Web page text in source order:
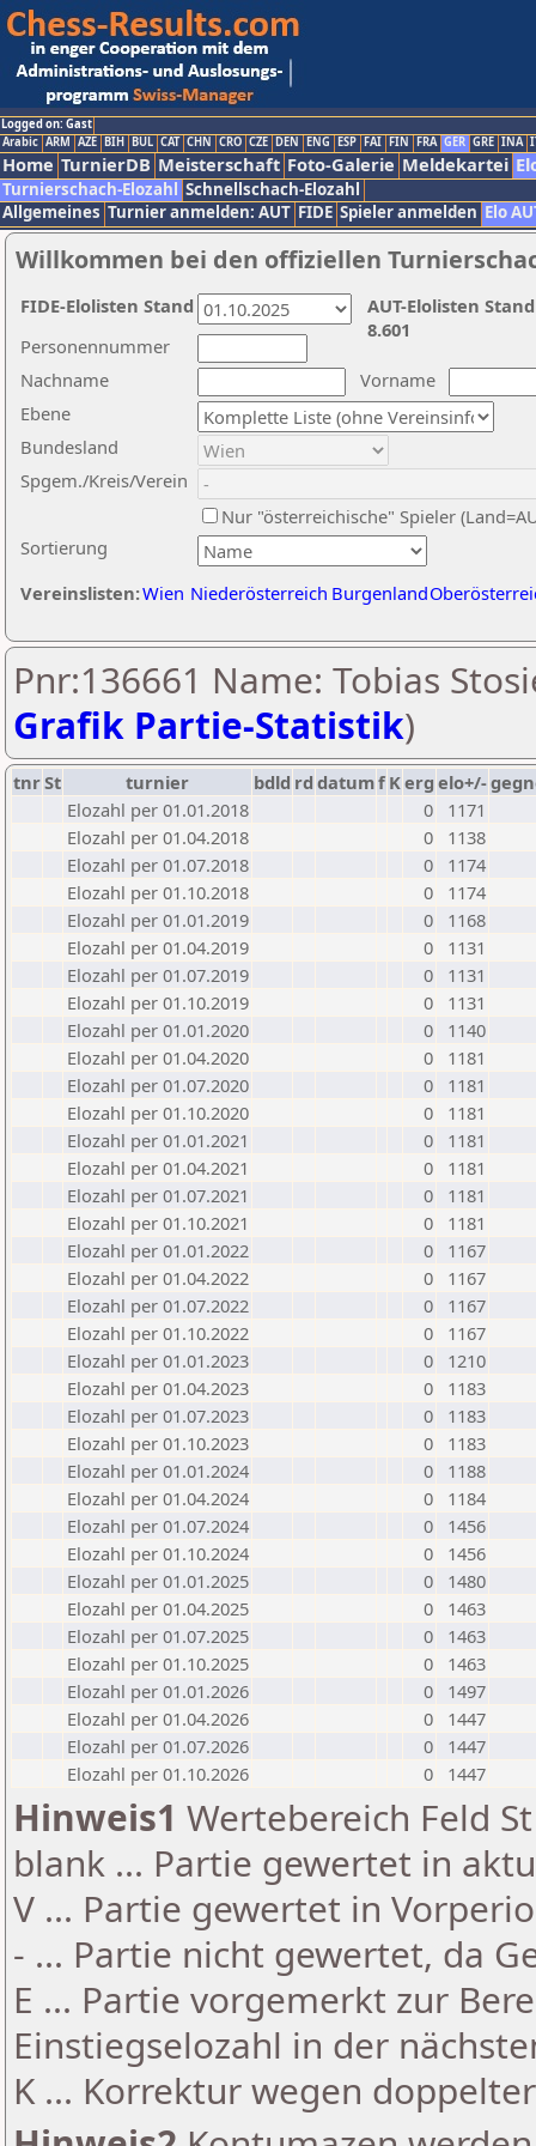
Logged on: Gast
Arabic ARM AZE BIH BUL CAT CHN CRO CZE DEN ENG ESP FAI FIN FRA GER GRE INA
Home TurnierDB Meisterschaft Foto-Galerie Meldekartei
Turnierschach-Elozahl Schnellschach-Elozahl
Allgemeines Turnier anmelden: AUT FIDE Spieler anmelden Elo
Willkommen bei den offiziellen
Nachname
Vorname
Ebene
Sortierung
Personennummer
Bundesland
Spgem./Kreis/Verein
Nur "österreichische" Spieler
Vereinslisten:Wien Niederösterreich Burgenland
AUT-Elolisten
8.601
FIDE-Elolisten Stand
Pnr:136661 Name: Tobias
Grafik Partie-Statistik)
tnrSt turnier bdld rd datumf Kerg elo+/-
Elozahl per 01.01.2018
0
1171
Elozahl per 01.04.2018
0
1138
Elozahl per 01.07.2018
0
1174
Elozahl per 01.10.2018
0
1174
Elozahl per 01.01.2019
0
1168
Elozahl per 01.04.2019
0
1131
Elozahl per 01.07.2019
0
1131
Elozahl per 01.10.2019
0
1131
Elozahl per 01.01.2020
0
1140
Elozahl per 01.04.2020
0
1181
Elozahl per 01.07.2020
0
1181
Elozahl per 01.10.2020
0
1181
Elozahl per 01.01.2021
0
1181
Elozahl per 01.04.2021
0
1181
Elozahl per 01.07.2021
0
1181
Elozahl per 01.10.2021
0
1181
Elozahl per 01.01.2022
0
1167
Elozahl per 01.04.2022
0
1167
Elozahl per 01.07.2022
0
1167
Elozahl per 01.10.2022
0
1167
Elozahl per 01.01.2023
0
1210
Elozahl per 01.04.2023
0
1183
Elozahl per 01.07.2023
0
1183
Elozahl per 01.10.2023
0
1183
Elozahl per 01.01.2024
0
1188
Elozahl per 01.04.2024
0
1184
Elozahl per 01.07.2024
0
1456
Elozahl per 01.10.2024
0
1456
Elozahl per 01.01.2025
0
1480
Elozahl per 01.04.2025
0
1463
Elozahl per 01.07.2025
0
1463
Elozahl per 01.10.2025
0
1463
Elozahl per 01.01.2026
0
1497
Elozahl per 01.04.2026
0
1447
Elozahl per 01.07.2026
0
1447
Elozahl per 01.10.2026
0 1447
Hinweis1 Wertebereich Feld
blank ... Partie gewertet in
V ... Partie gewertet in
- ... Partie nicht gewertet, da
E ... Partie vorgemerkt zur
Einstiegselozahl in der
K ... Korrektur wegen